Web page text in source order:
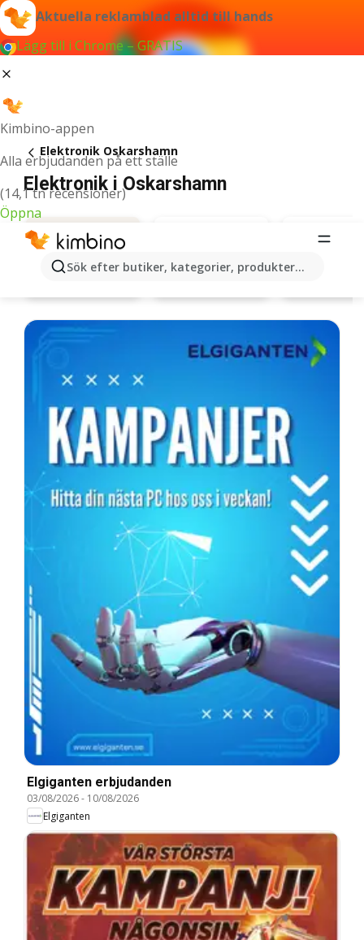
Aktuella reklamblad alltid till hands
Lägg till i Chrome – GRATIS
Kimbino-appen
Alla erbjudanden på ett ställe
(14,1 tn recensioner)
Öppna
Sök efter butiker, kategorier, produkter...
Elektronik Oskarshamn
Elektronik i Oskarshamn
Elgiganten
Elgiganten erbjudanden
03/08/2026- 10/08/2026
Elgiganten